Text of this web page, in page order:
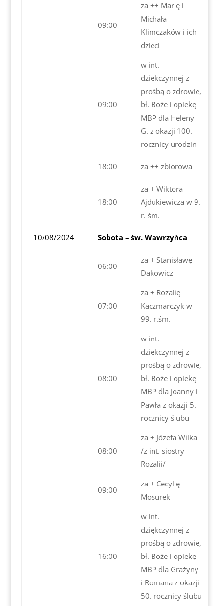
09:00
za ++ Marię i
Michała
Klimczaków i ich
dzieci
09:00
w int.
dziękczynnej z
prośbą o zdrowie,
bł. Boże i opiekę
MBP dla Heleny
G. z okazji 100.
rocznicy urodzin
18:00 za ++ zbiorowa
18:00
za + Wiktora
Ajdukiewicza w 9.
r. śm.
10/08/2024 Sobota – św. Wawrzyńca
06:00
za + Stanisławę
Dakowicz
07:00
za + Rozalię
Kaczmarczyk w
99. r.śm.
08:00
w int.
dziękczynnej z
prośbą o zdrowie,
bł. Boże i opiekę
MBP dla Joanny i
Pawła z okazji 5.
rocznicy ślubu
08:00
za + Józefa Wilka
/z int. siostry
Rozalii/
09:00
za + Cecylię
Mosurek
16:00
w int.
dziękczynnej z
prośbą o zdrowie,
bł. Boże i opiekę
MBP dla Grażyny
i Romana z okazji
50. rocznicy ślubu